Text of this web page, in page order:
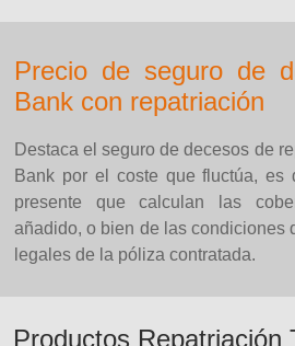
Precio de seguro de
Bank con repatriación
Destaca el seguro de decesos de
Bank por el coste que fluctúa, es
presente que calculan las
añadido, o bien de las condiciones
legales de la póliza contratada.
Productos Repatriación